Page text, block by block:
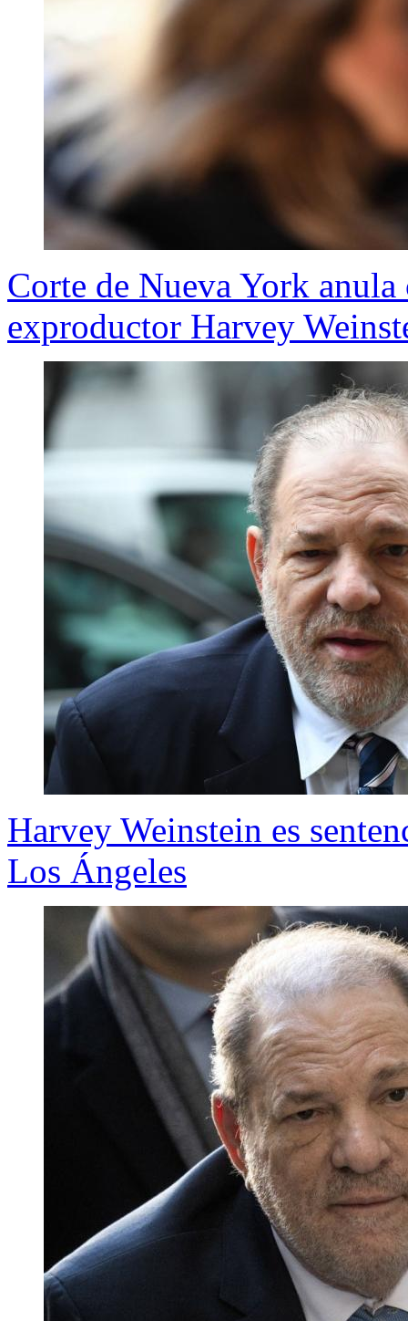
Corte de Nueva York
exproductor Harvey
Harvey Weinstein es
Los Ángeles